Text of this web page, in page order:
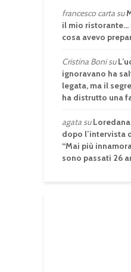
francesco cartasu
il mio ristorante…
cosa avevo
Cristina Bonisu
ignoravano ha
legata, ma il
ha distrutto una
agatasu
dopo l’intervista
“Mai più
sono passati 26